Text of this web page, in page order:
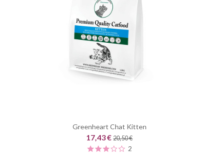
Greenheart Chat Kitten
17,43 €20,50 €
2